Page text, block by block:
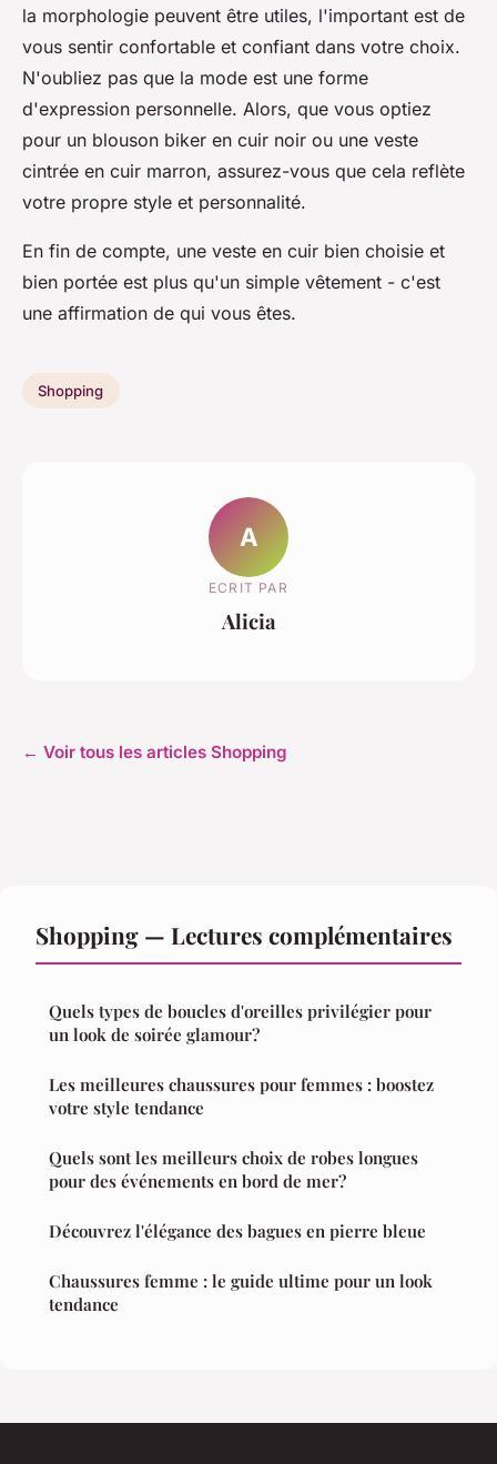
la morphologie peuvent être utiles, l'important est de
vous sentir confortable et confiant dans votre choix.
N'oubliez pas que la mode est une forme
d'expression personnelle. Alors, que vous optiez
pour un blouson biker en cuir noir ou une veste
cintrée en cuir marron, assurez-vous que cela reflète
votre propre style et personnalité.
En fin de compte, une veste en cuir bien choisie et
bien portée est plus qu'un simple vêtement - c'est
une affirmation de qui vous êtes.
Shopping
A
ECRIT PAR
Alicia
← Voir tous les articles Shopping
Shopping — Lectures complémentaires
Quels types de boucles d'oreilles privilégier pour
un look de soirée glamour?
Les meilleures chaussures pour femmes : boostez
votre style tendance
Quels sont les meilleurs choix de robes longues
pour des événements en bord de mer?
Découvrez l'élégance des bagues en pierre bleue
Chaussures femme : le guide ultime pour un look
tendance